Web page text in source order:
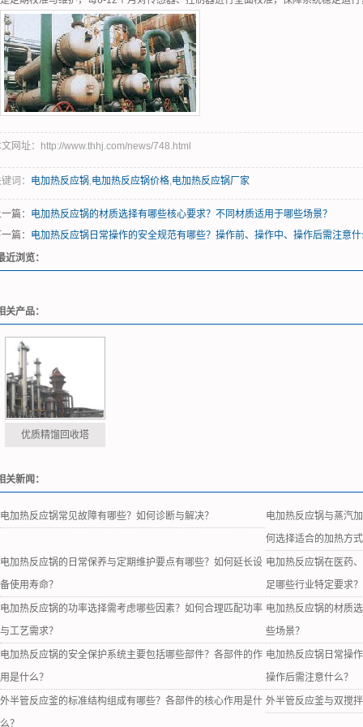
网址：http://www.thhj.com/news/748.html
词： 电加热反应锅,电加热反应锅价格,电加热反应锅厂家
篇： 电加热反应锅的材质选择有哪些核心要求？不同材质适用于哪些场景？
篇： 电加热反应锅日常操作的安全规范有哪些？操作前、操作中、操作后需注意
近浏览：
关产品：
优质精馏回收塔
关新闻：
电加热反应锅常见故障有哪些？如何诊断与解决？
电加热反应锅与蒸汽
何选择适合的加热方
电加热反应锅的日常保养与定期维护要点有哪些？如何延长设
备使用寿命？
电加热反应锅在医药
足哪些行业特定要求？
电加热反应锅的功率选择需考虑哪些因素？如何合理匹配功率
与工艺需求？
电加热反应锅的材质
些场景？
电加热反应锅的安全保护系统主要包括哪些部件？各部件的作
用是什么？
电加热反应锅日常操
操作后需注意什么？
外半管反应釜的标准结构组成有哪些？各部件的核心作用是什
么？
外半管反应釜与双搅